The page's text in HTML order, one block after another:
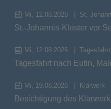
Mi, 12.08.2026 St.-
St.-Johannis-Kloster vor
Mi, 12.08.2026
Tagesfahrt nach Eutin,
Mi, 19.08.2026 Klärwerk
Besichtigung des